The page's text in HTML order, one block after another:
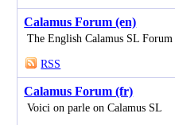
Calamus Forum (en)
The English Calamus SL Forum
RSS
Calamus Forum (fr)
Voici on parle on Calamus SL